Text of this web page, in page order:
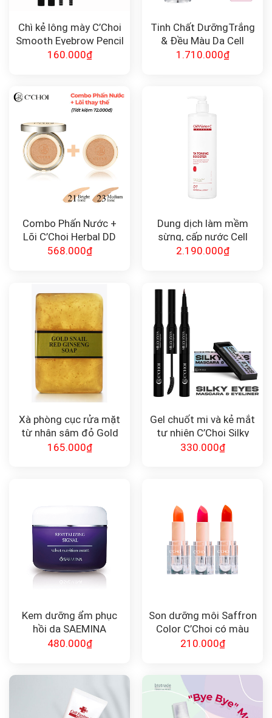
Chì kẻ lông mày C’Choi
Smooth Eyebrow Pencil
160.000₫
Tinh Chất DưỡngTrắng
& Đều Màu Da Cell
Fusion C Expert
1.710.000₫
Combo Phấn Nước +
Lõi C’Choi Herbal DD
Cushion
568.000₫
Dung dịch làm mềm
sừng, cấp nước Cell
Fusion C Expert TA
2.190.000₫
Xà phòng cục rửa mặt
từ nhân sâm đỏ Gold
Snail Red Ginseng Soap
165.000₫
Gel chuốt mi và kẻ mắt
tự nhiên C’Choi Silky
Eyes Mascara &
330.000₫
Kem dưỡng ẩm phục
hồi da SAEMINA
REVITALIZING SIGNAL
480.000₫
Son dưỡng môi Saffron
Color C’Choi có màu
210.000₫